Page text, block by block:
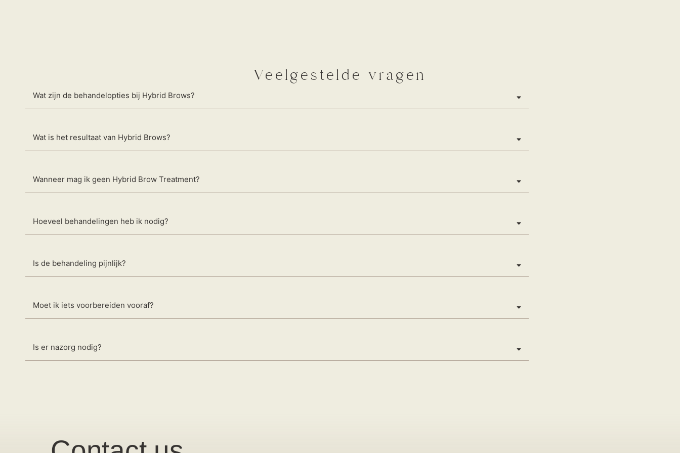
Veelgestelde vragen
Wat zijn de behandelopties bij Hybrid Brows?
Wat is het resultaat van Hybrid Brows?
Wanneer mag ik geen Hybrid Brow Treatment?
Hoeveel behandelingen heb ik nodig?
Is de behandeling pijnlijk?
Moet ik iets voorbereiden vooraf?
Is er nazorg nodig?